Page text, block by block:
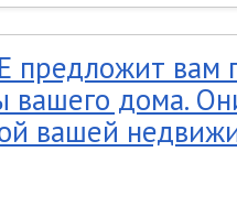
предложит вам
вашего дома.
вашей